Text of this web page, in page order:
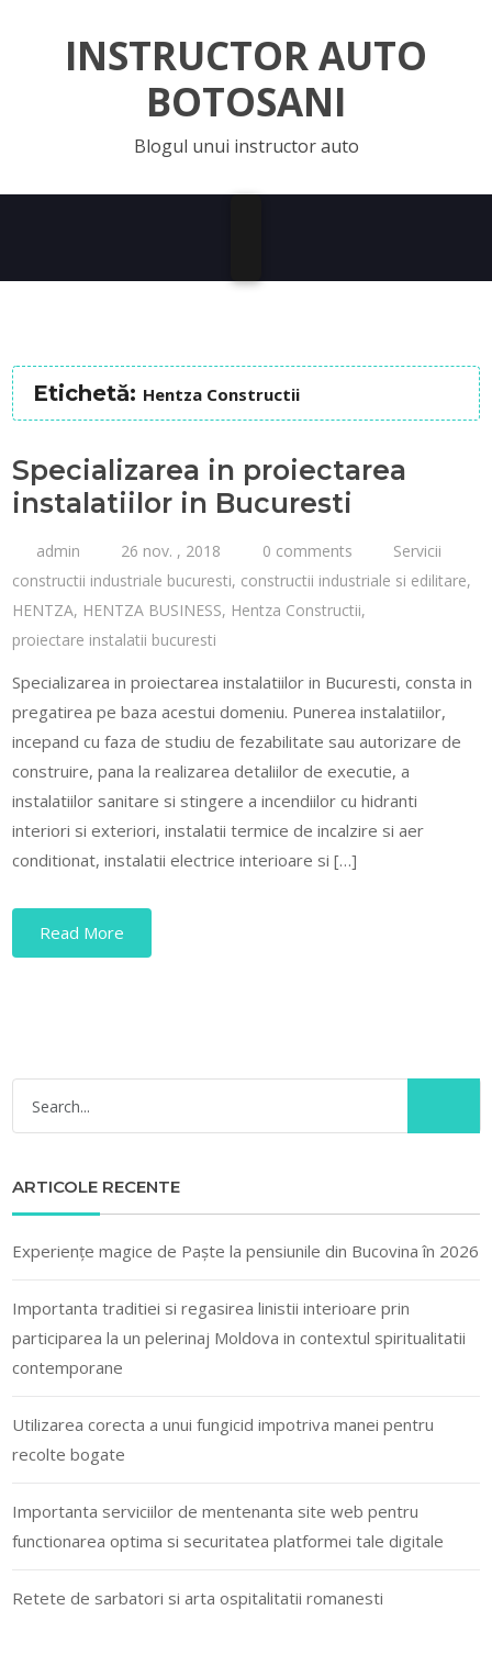
INSTRUCTOR AUTO
BOTOSANI
Blogul unui instructor auto
Etichetă: Hentza Constructii
Specializarea in proiectarea
instalatiilor in Bucuresti
admin 26 nov. , 2018 0 comments
Servicii
constructii industriale bucuresti, constructii industriale si edilitare,
HENTZA, HENTZA BUSINESS, Hentza Constructii,
proiectare instalatii bucuresti
Specializarea in proiectarea instalatiilor in Bucuresti, consta in
pregatirea pe baza acestui domeniu. Punerea instalatiilor,
incepand cu faza de studiu de fezabilitate sau autorizare de
construire, pana la realizarea detaliilor de executie, a
instalatiilor sanitare si stingere a incendiilor cu hidranti
interiori si exteriori, instalatii termice de incalzire si aer
conditionat, instalatii electrice interioare si […]
Read More
ARTICOLE RECENTE
Experiențe magice de Paște la pensiunile din Bucovina în 2026
Importanta traditiei si regasirea linistii interioare prin
participarea la un pelerinaj Moldova in contextul spiritualitatii
contemporane
Utilizarea corecta a unui fungicid impotriva manei pentru
recolte bogate
Importanta serviciilor de mentenanta site web pentru
functionarea optima si securitatea platformei tale digitale
Retete de sarbatori si arta ospitalitatii romanesti